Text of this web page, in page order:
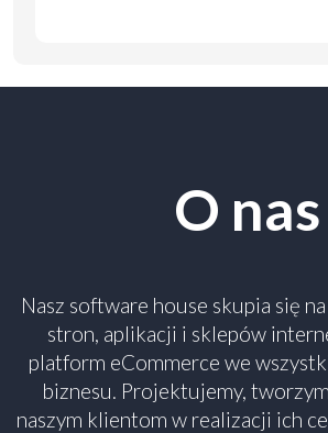
O nas
Nasz software house skupia się
stron, aplikacji i sklepów
platform eCommerce we
biznesu. Projektujemy,
naszym klientom w realizacji ich